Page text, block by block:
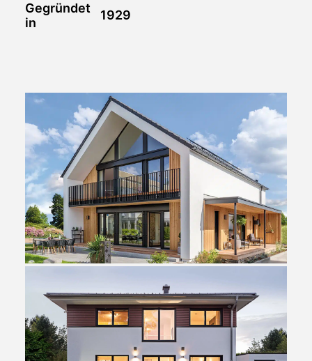
Gegründet
in
1929